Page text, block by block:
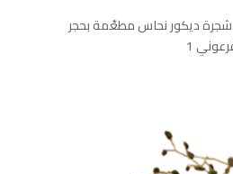
ديكور نحاس مطعّمة بحجر
1